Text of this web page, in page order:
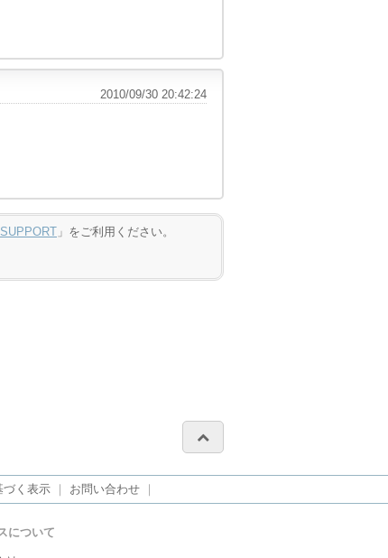
2010/09/30 20:42:24
」をご利用ください。
づく表示 お問い合わせ
について